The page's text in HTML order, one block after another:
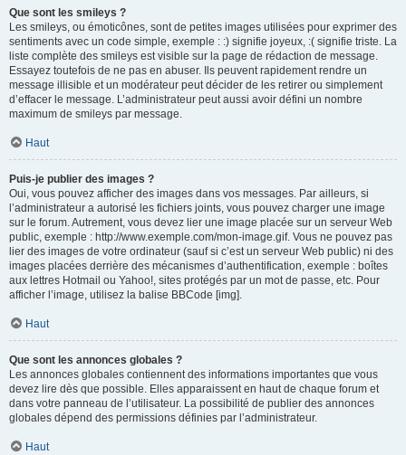
Que sont les smileys ?
Les smileys, ou émoticônes, sont de petites images utilisées pour exprimer des
sentiments avec un code simple, exemple : :) signifie joyeux, :( signifie triste. La
liste complète des smileys est visible sur la page de rédaction de message.
Essayez toutefois de ne pas en abuser. Ils peuvent rapidement rendre un
message illisible et un modérateur peut décider de les retirer ou simplement
d’effacer le message. L’administrateur peut aussi avoir défini un nombre
maximum de smileys par message.
Haut
Puis-je publier des images ?
Oui, vous pouvez afficher des images dans vos messages. Par ailleurs, si
l’administrateur a autorisé les fichiers joints, vous pouvez charger une image
sur le forum. Autrement, vous devez lier une image placée sur un serveur Web
public, exemple : http://www.exemple.com/mon-image.gif. Vous ne pouvez pas
lier des images de votre ordinateur (sauf si c’est un serveur Web public) ni des
images placées derrière des mécanismes d’authentification, exemple : boîtes
aux lettres Hotmail ou Yahoo!, sites protégés par un mot de passe, etc. Pour
afficher l’image, utilisez la balise BBCode [img].
Haut
Que sont les annonces globales ?
Les annonces globales contiennent des informations importantes que vous
devez lire dès que possible. Elles apparaissent en haut de chaque forum et
dans votre panneau de l’utilisateur. La possibilité de publier des annonces
globales dépend des permissions définies par l’administrateur.
Haut